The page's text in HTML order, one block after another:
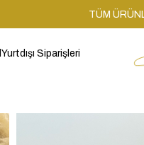
TÜM
Yurtdışı Siparişleri